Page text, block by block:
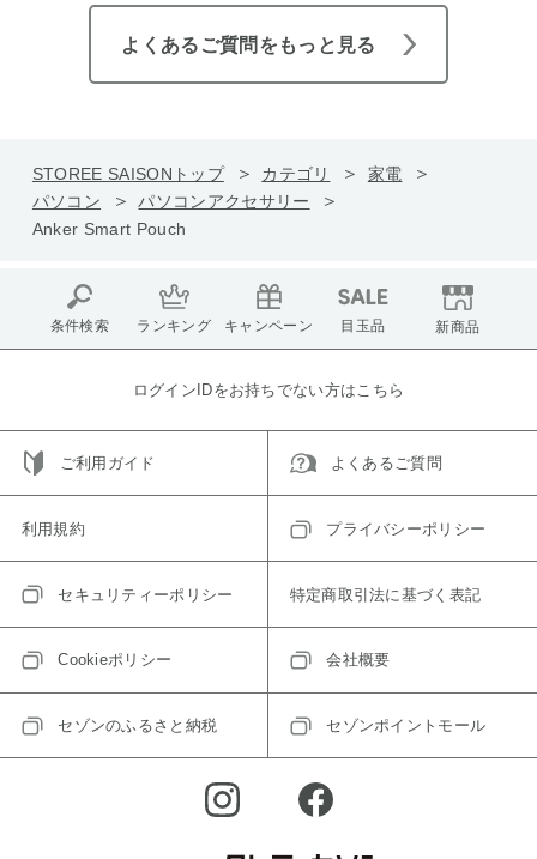
よくあるご質問をもっと見る
STOREE SAISONトップ カテゴリ
家電
パソコン
パソコンアクセサリー
Anker Smart Pouch
条件検索 ランキング キャンペーン 目玉品 新商品
ログインIDをお持ちでない方はこちら
ご利用ガイド よくあるご質問
利用規約 プライバシーポリシー
セキュリティーポリシー 特定商取引法に基づく表記
Cookieポリシー 会社概要
セゾンのふるさと納税 セゾンポイントモール